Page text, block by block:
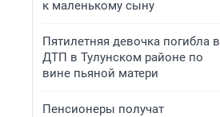
к маленькому сыну
Пятилетняя девочка погибла в
ДТП в Тулунском районе по
вине пьяной матери
Пенсионеры получат